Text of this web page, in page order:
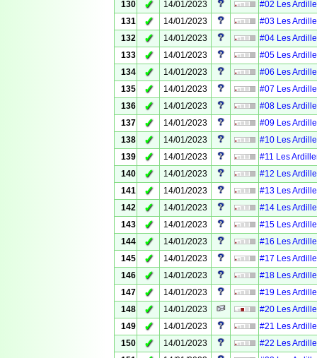
130 ✓ 14/01/2023
#02 Les
131
✓ 14/01/2023
#03 Les
132
✓ 14/01/2023
#04 Les
133
✓ 14/01/2023
#05 Les
134
✓ 14/01/2023
#06 Les
135
✓ 14/01/2023
#07 Les
136
✓ 14/01/2023
#08 Les
137
✓ 14/01/2023
#09 Les
138
✓ 14/01/2023
#10 Les
139
✓ 14/01/2023
#11 Les
140
✓ 14/01/2023
#12 Les
141
✓ 14/01/2023
#13 Les
142
✓ 14/01/2023
#14 Les
143
✓ 14/01/2023
#15 Les
144
✓ 14/01/2023
#16 Les
145
✓ 14/01/2023
#17 Les
146
✓ 14/01/2023
#18 Les
147
✓ 14/01/2023
#19 Les
148
✓ 14/01/2023
#20 Les
149
✓ 14/01/2023
#21 Les
150
✓ 14/01/2023
#22 Les